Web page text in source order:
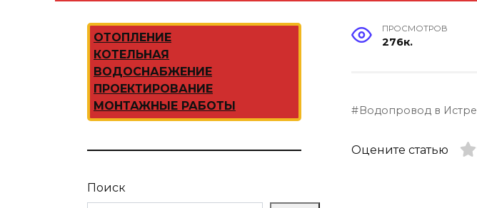
ПРОСМОТРОВ
276к.
Водопровод в Истре
Оцените статью
ОТОПЛЕНИЕ
КОТЕЛЬНАЯ
ВОДОСНАБЖЕНИЕ
ПРОЕКТИРОВАНИЕ
МОНТАЖНЫЕ РАБОТЫ
Поиск